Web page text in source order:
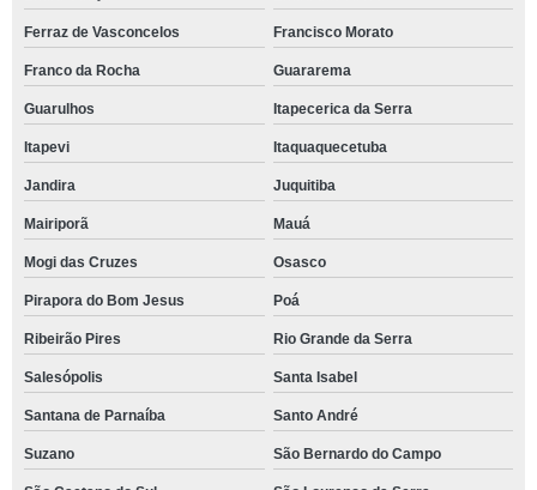
Ferraz de Vasconcelos Francisco Morato
Franco da Rocha Guararema
Guarulhos Itapecerica da Serra
Itapevi Itaquaquecetuba
Jandira Juquitiba
Mairiporã Mauá
Mogi das Cruzes Osasco
Pirapora do Bom Jesus Poá
Ribeirão Pires Rio Grande da Serra
Salesópolis Santa Isabel
Santana de Parnaíba Santo André
Suzano São Bernardo do Campo